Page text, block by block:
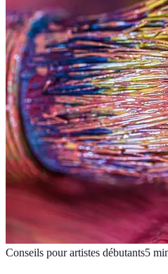
Conseils pour artistes débutants5